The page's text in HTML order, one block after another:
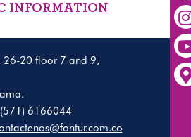
INFORMATION
26-20 floor 7 and 9,
(571) 6166044